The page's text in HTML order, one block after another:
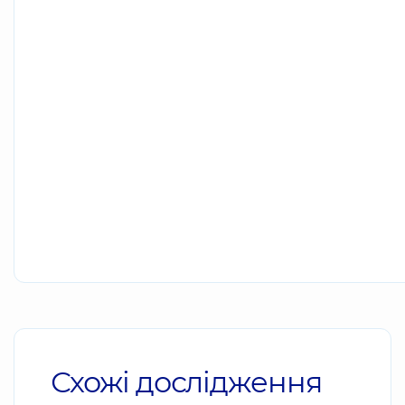
Схожі дослідження